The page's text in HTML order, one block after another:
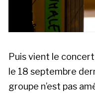
Puis vient le
le 18 septembre
groupe n’est pas